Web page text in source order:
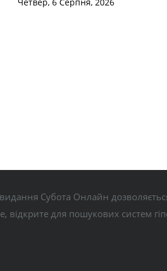
Четвер, 6 Серпня, 2026
видання Субота Онлайн
відкрите для пошукових систем